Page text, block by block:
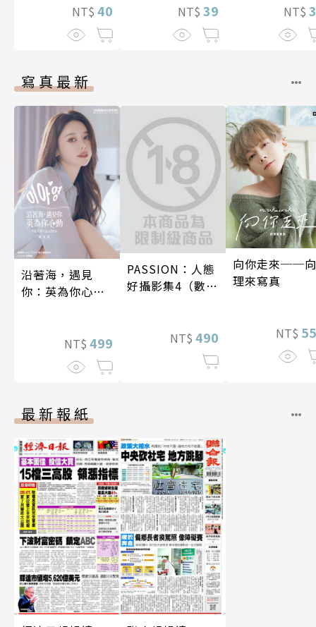
NT$ 40 NT$ 39 NT$
寫真最新
沿著海，遇見
你：英為你心動
NT$ 499
PASSION：人態
好攝影集4（數位
NT$ 490
向你走來──向
理來寫真
NT$
最新報紙